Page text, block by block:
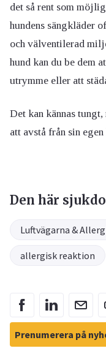
det så rent som
hundens sängkläder
och välventilerad
hund kan du be dem
utrymme eller att
Det kan kännas
att avstå från sin
Den här
Luftvägarna &
allergisk reaktion
Prenumerera på